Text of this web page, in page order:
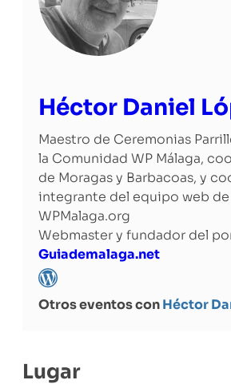
Héctor Daniel
Maestro de Ceremonias
la Comunidad WP Málaga,
de Moragas y Barbacoas, y
integrante del equipo web de
WPMalaga.org
Webmaster y fundador del
Guiademalaga.net
Otros eventos conHéctor
Lugar